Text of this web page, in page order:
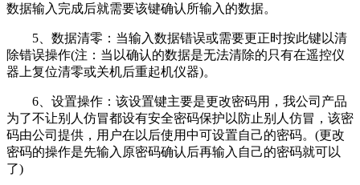
数据输入完成后就需要该键确认所输入的数据。
5、数据清零：当输入数据错误或需要更正时按此键以清
除错误操作(注：当以确认的数据是无法清除的只有在遥控仪
器上复位清零或关机后重起机仪器)。
6、设置操作：该设置键主要是更改密码用，我公司产品
为了不让别人仿冒都设有安全密码保护以防止别人仿冒，该密
码由公司提供，用户在以后使用中可设置自己的密码。(更改
密码的操作是先输入原密码确认后再输入自己的密码就可以
了)